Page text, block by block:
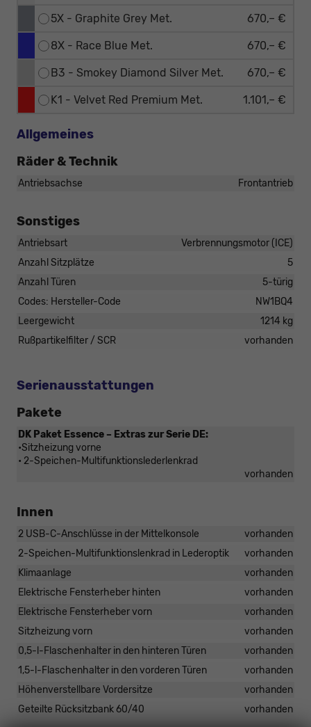
5X - Graphite Grey Met. 670,– €
8X - Race Blue Met. 670,– €
B3 - Smokey Diamond Silver Met. 670,– €
K1 - Velvet Red Premium Met. 1.101,– €
Allgemeines
Räder & Technik
Antriebsachse Frontantrieb
Sonstiges
Antriebsart
Verbrennungsmotor (ICE)
Anzahl Sitzplätze
5
Anzahl Türen
5-türig
Codes: Hersteller-Code
NW1BQ4
Leergewicht
1214 kg
Rußpartikelfilter / SCR
vorhanden
Serienausstattungen
Pakete
DK Paket Essence – Extras zur Serie DE:
•Sitzheizung vorne
• 2-Speichen-Multifunktionslederlenkrad
vorhanden
Innen
2 USB-C-Anschlüsse in der Mittelkonsole
vorhanden
2-Speichen-Multifunktionslenkrad in Lederoptik
vorhanden
Klimaanlage
vorhanden
Elektrische Fensterheber hinten
vorhanden
Elektrische Fensterheber vorn
vorhanden
Sitzheizung vorn
vorhanden
0,5-l-Flaschenhalter in den hinteren Türen
vorhanden
1,5-l-Flaschenhalter in den vorderen Türen
vorhanden
Höhenverstellbare Vordersitze
vorhanden
Geteilte Rücksitzbank 60/40
vorhanden